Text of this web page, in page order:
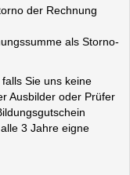
der Rechnung
als Storno-
Sie uns keine
Ausbilder oder Prüfer
3 Jahre eigne